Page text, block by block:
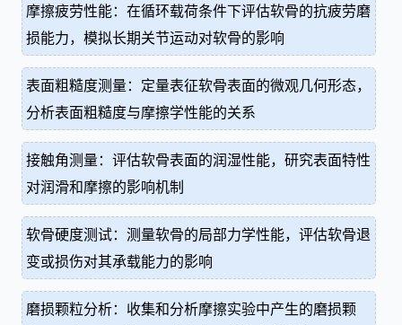
摩擦疲劳性能：在循环载荷条件下评估软骨的抗疲劳磨
损能力，模拟长期关节运动对软骨的影响
表面粗糙度测量：定量表征软骨表面的微观几何形态，
分析表面粗糙度与摩擦学性能的关系
接触角测量：评估软骨表面的润湿性能，研究表面特性
对润滑和摩擦的影响机制
软骨硬度测试：测量软骨的局部力学性能，评估软骨退
变或损伤对其承载能力的影响
磨损颗粒分析：收集和分析摩擦实验中产生的磨损颗